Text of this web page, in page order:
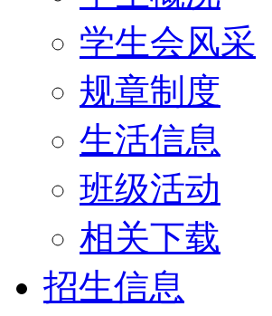
学生会风采
规章制度
生活信息
班级活动
相关下载
招生信息